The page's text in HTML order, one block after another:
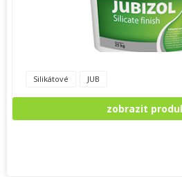
Silikátové JUB
zobrazit